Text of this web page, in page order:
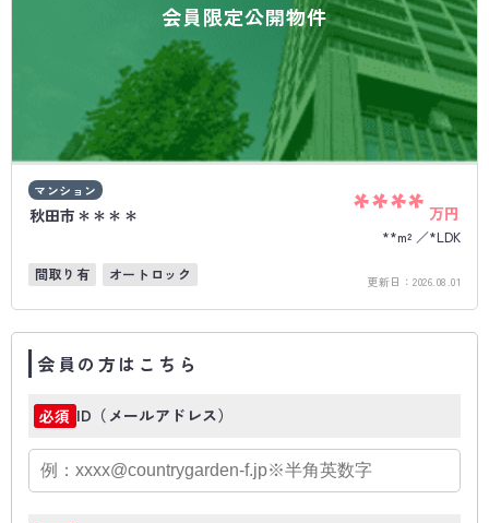
会員限定公開物件
マンション
秋田市＊＊＊＊ **** 万円
**m²
*LDK
間取り有
オートロック 更新日： 2026.08.01
会員の方はこちら
必須 ID（メールアドレス）